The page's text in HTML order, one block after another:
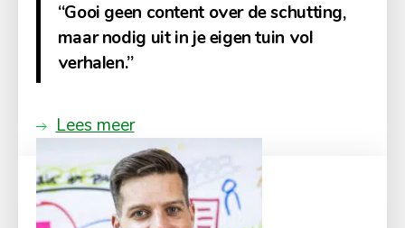
“Gooi geen content over de schutting,
maar nodig uit in je eigen tuin vol
verhalen.”
Lees meer